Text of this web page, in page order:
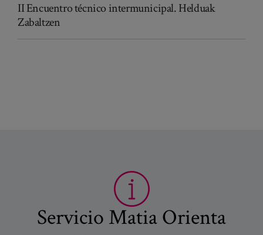
II Encuentro técnico intermunicipal. Helduak
Zabaltzen
Servicio Matia Orienta